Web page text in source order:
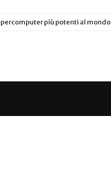
più potenti al mondo